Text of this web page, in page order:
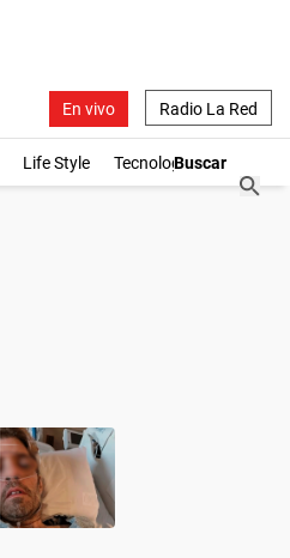
En vivo Radio La Red
Life Style Tecnología